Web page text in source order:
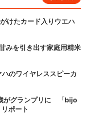
けたカード入りウエハ
みを引き出す家庭用精米
のワイヤレススピーカ
がグランプリに 「bijo
ポート